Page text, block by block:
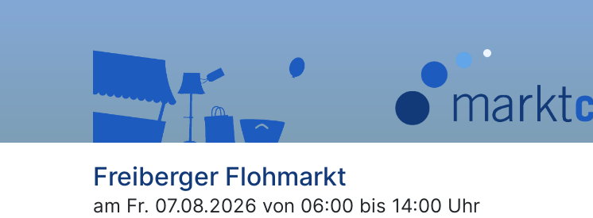
Freiberger Flohmarkt
am Fr. 07.08.2026 von 06:00 bis 14:00 Uhr